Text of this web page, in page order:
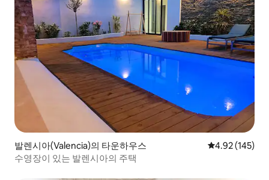
발렌시아(Valencia)의 타운하우스 평점 4.92점(5
4.92 (145)
수영장이 있는 발렌시아의 주택